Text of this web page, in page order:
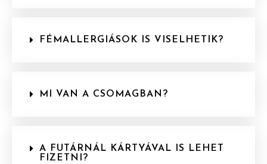
FÉMALLERGIÁSOK IS VISELHETIK?
MI VAN A CSOMAGBAN?
A FUTÁRNÁL KÁRTYÁVAL IS LEHET
FIZETNI?